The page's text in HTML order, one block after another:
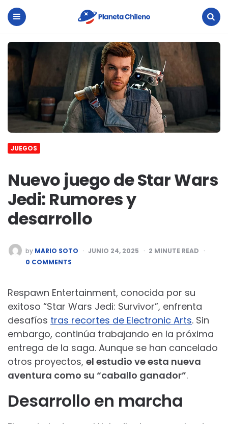
Planeta
Chileno
JUEGOS
Nuevo juego de Star Wars
Jedi: Rumores y
desarrollo
POSTED
BY
by MARIO SOTO JUNIO 24, 2025 2 MINUTE READ
0 COMMENTS
Respawn Entertainment, conocida por su
exitoso “Star Wars Jedi: Survivor”, enfrenta
desafíos tras recortes de Electronic Arts. Sin
embargo, continúa trabajando en la próxima
entrega de la saga. Aunque se han cancelado
otros proyectos, el estudio ve esta nueva
aventura como su “caballo ganador”.
Desarrollo en marcha